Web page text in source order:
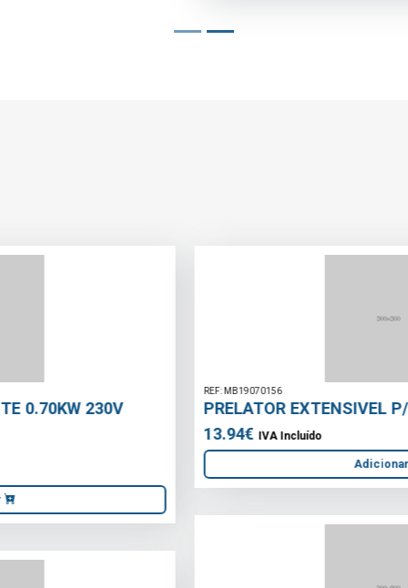
PRELATOR EXTENSIVEL P/ TORNEIRA